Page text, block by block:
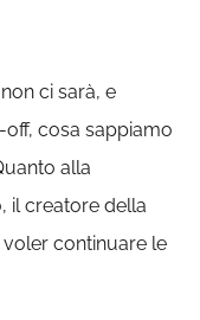
ci sarà, e
cosa sappiamo
alla
il creatore della
continuare le